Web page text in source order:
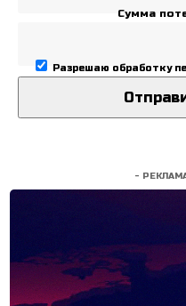
Сумма
Разрешаю обработку
-